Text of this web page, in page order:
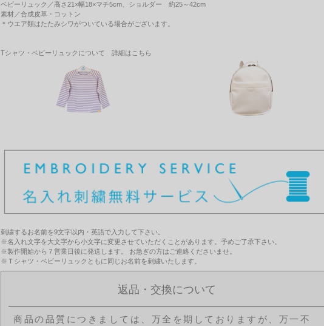
ベビーリュック／高さ21×幅18×マチ5cm、ショルダー 約25～42cm
素材 ／合成皮革・コットン
＊ウエア類はたたみシワがついている場合がございます。
Tシャツ・ベビーリュックについて 詳細はこちら
刺繍するお名前を9文字以内・英語で入力して下さい。
※名入れ文字を大文字から小文字に変更させていただくことがあります。予めご了承下さい。
※製作開始から７営業日後に発送します。 お急ぎの方はご連絡くださいませ。
※Ｔシャツ・ベビーリュックともに同じお名前を刺繍いたします。
返品・交換について
商品の品質につきましては、万全を期しておりますが、万一不